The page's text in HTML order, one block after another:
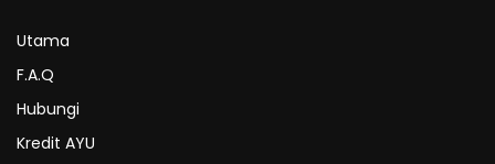
Utama
F.A.Q
Hubungi
Kredit AYU